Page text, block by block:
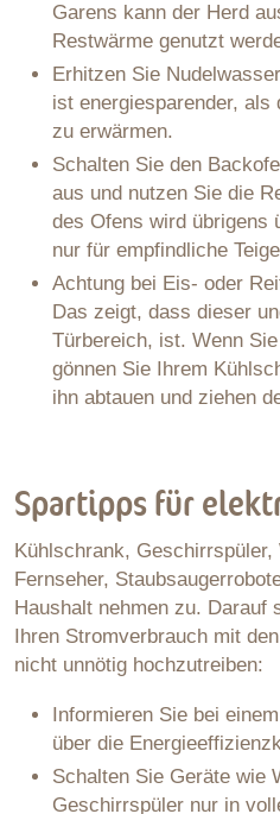
Garens kann der Herd
Restwärme genutzt
Erhitzen Sie
ist energiesparender, als
zu erwärmen.
Schalten Sie den
aus und nutzen Sie die
des Ofens wird übrigens
nur für empfindliche
Achtung bei Eis- oder
Das zeigt, dass dieser
Türbereich, ist. Wenn
gönnen Sie Ihrem
ihn abtauen und ziehen
Spartipps für
Kühlschrank,
Fernseher,
Haushalt nehmen zu. Darauf
Ihren Stromverbrauch mit
nicht unnötig hochzutreiben:
Informieren Sie bei
über die
Schalten Sie Geräte wie
Geschirrspüler nur in